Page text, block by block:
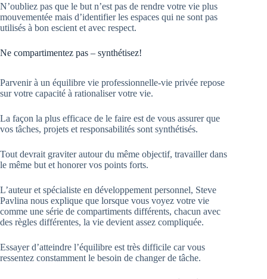
N’oubliez pas que le but n’est pas de rendre votre vie plus
mouvementée mais d’identifier les espaces qui ne sont pas
utilisés à bon escient et avec respect.
Ne compartimentez pas – synthétisez!
Parvenir à un équilibre vie professionnelle-vie privée repose
sur votre capacité à rationaliser votre vie.
La façon la plus efficace de le faire est de vous assurer que
vos tâches, projets et responsabilités sont synthétisés.
Tout devrait graviter autour du même objectif, travailler dans
le même but et honorer vos points forts.
L’auteur et spécialiste en développement personnel, Steve
Pavlina nous explique que lorsque vous voyez votre vie
comme une série de compartiments différents, chacun avec
des règles différentes, la vie devient assez compliquée.
Essayer d’atteindre l’équilibre est très difficile car vous
ressentez constamment le besoin de changer de tâche.